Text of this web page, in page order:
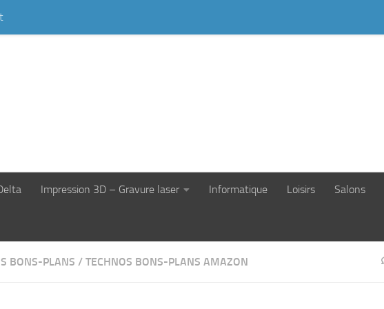
Impression 3D – Gravure laser Informatique Loisirs Salons
BONS-PLANS / TECHNOS BONS-PLANS AMAZON